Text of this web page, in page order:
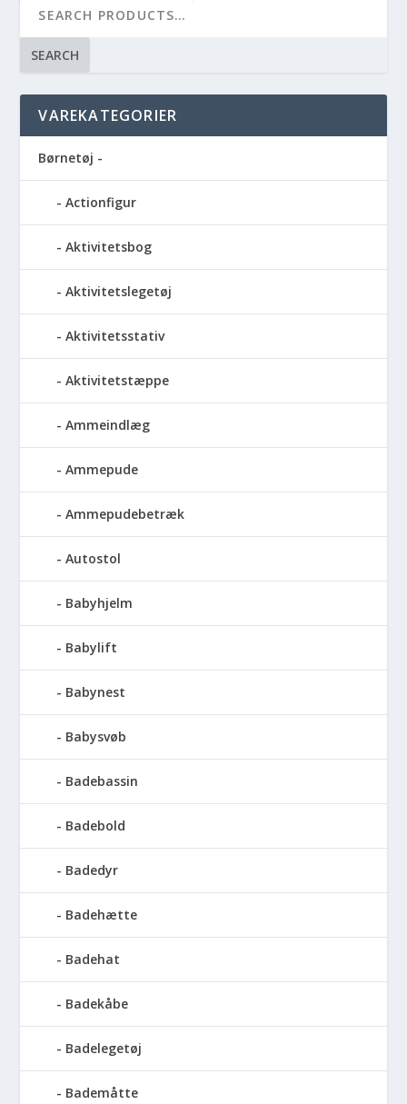
SEARCH
VAREKATEGORIER
Børnetøj -
Actionfigur
Aktivitetsbog
Aktivitetslegetøj
Aktivitetsstativ
Aktivitetstæppe
Ammeindlæg
Ammepude
Ammepudebetræk
Autostol
Babyhjelm
Babylift
Babynest
Babysvøb
Badebassin
Badebold
Badedyr
Badehætte
Badehat
Badekåbe
Badelegetøj
Bademåtte